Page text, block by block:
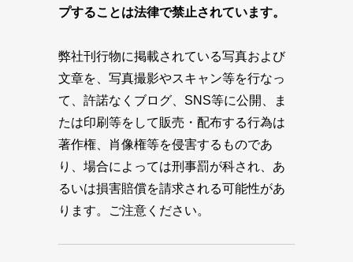
プすることは法律で禁止されています。
弊社刊行物に掲載されている写真および
文章を、写真撮影やスキャン等を行なっ
て、許諾なくブログ、SNS等に公開、ま
たは印刷等をして販売・配布する行為は
著作権、肖像権等を侵害するものであ
り、場合によっては刑事罰が科され、あ
るいは損害賠償を請求される可能性があ
ります。ご注意ください。